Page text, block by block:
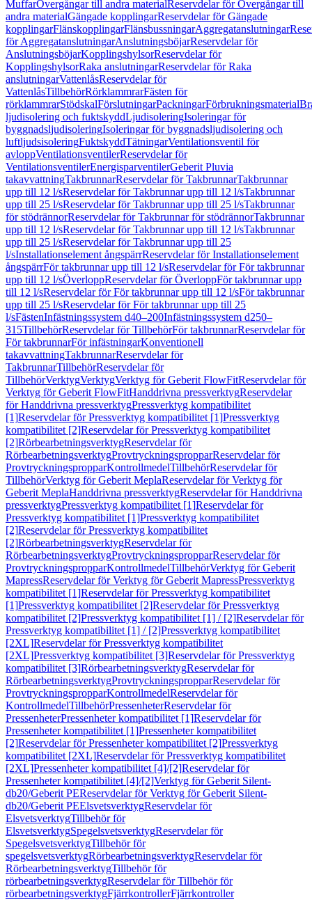
MuffarÖvergångar till andra materialReservdelar för Övergångar till
andra materialGängade kopplingarReservdelar för Gängade
kopplingarFlänskopplingarFlänsbussningarAggregatanslutningar
för AggregatanslutningarAnslutningsböjarReservdelar för
AnslutningsböjarKopplingshylsorReservdelar för
KopplingshylsorRaka anslutningarReservdelar för Raka
anslutningarVattenlåsReservdelar för
VattenlåsTillbehörRörklammrarFästen för
rörklammrarStödskalFörslutningarPackningarFörbrukningsmaterial
ljudisolering och fuktskyddLjudisoleringIsoleringar för
byggnadsljudisoleringIsoleringar för byggnadsljudisolering och
luftljudsisoleringFuktskyddTätningarVentilationsventil för
avloppVentilationsventilerReservdelar för
VentilationsventilerEnergisparventilerGeberit Pluvia
takavvattningTakbrunnarReservdelar för TakbrunnarTakbrunnar
upp till 12 l/sReservdelar för Takbrunnar upp till 12 l/sTakbrunnar
upp till 25 l/sReservdelar för Takbrunnar upp till 25 l/sTakbrunnar
för stödrännorReservdelar för Takbrunnar för stödrännorTakbrunnar
upp till 12 l/sReservdelar för Takbrunnar upp till 12 l/sTakbrunnar
upp till 25 l/sReservdelar för Takbrunnar upp till 25
l/sInstallationselement ångspärrReservdelar för Installationselement
ångspärrFör takbrunnar upp till 12 l/sReservdelar för För takbrunnar
upp till 12 l/sÖverloppReservdelar för ÖverloppFör takbrunnar upp
till 12 l/sReservdelar för För takbrunnar upp till 12 l/sFör takbrunnar
upp till 25 l/sReservdelar för För takbrunnar upp till 25
l/sFästenInfästningssystem d40–200Infästningssystem d250–
315TillbehörReservdelar för TillbehörFör takbrunnarReservdelar för
För takbrunnarFör infästningarKonventionell
takavvattningTakbrunnarReservdelar för
TakbrunnarTillbehörReservdelar för
TillbehörVerktygVerktygVerktyg för Geberit FlowFitReservdelar för
Verktyg för Geberit FlowFitHanddrivna pressverktygReservdelar
för Handdrivna pressverktygPressverktyg kompatibilitet
[1]Reservdelar för Pressverktyg kompatibilitet [1]Pressverktyg
kompatibilitet [2]Reservdelar för Pressverktyg kompatibilitet
[2]RörbearbetningsverktygReservdelar för
RörbearbetningsverktygProvtryckningspropparReservdelar för
ProvtryckningspropparKontrollmedelTillbehörReservdelar för
TillbehörVerktyg för Geberit MeplaReservdelar för Verktyg för
Geberit MeplaHanddrivna pressverktygReservdelar för Handdrivna
pressverktygPressverktyg kompatibilitet [1]Reservdelar för
Pressverktyg kompatibilitet [1]Pressverktyg kompatibilitet
[2]Reservdelar för Pressverktyg kompatibilitet
[2]RörbearbetningsverktygReservdelar för
RörbearbetningsverktygProvtryckningspropparReservdelar för
ProvtryckningspropparKontrollmedelTillbehörVerktyg för Geberit
MapressReservdelar för Verktyg för Geberit MapressPressverktyg
kompatibilitet [1]Reservdelar för Pressverktyg kompatibilitet
[1]Pressverktyg kompatibilitet [2]Reservdelar för Pressverktyg
kompatibilitet [2]Pressverktyg kompatibilitet [1] / [2]Reservdelar för
Pressverktyg kompatibilitet [1] / [2]Pressverktyg kompatibilitet
[2XL]Reservdelar för Pressverktyg kompatibilitet
[2XL]Pressverktyg kompatibilitet [3]Reservdelar för Pressverktyg
kompatibilitet [3]RörbearbetningsverktygReservdelar för
RörbearbetningsverktygProvtryckningspropparReservdelar för
ProvtryckningspropparKontrollmedelReservdelar för
KontrollmedelTillbehörPressenheterReservdelar för
PressenheterPressenheter kompatibilitet [1]Reservdelar för
Pressenheter kompatibilitet [1]Pressenheter kompatibilitet
[2]Reservdelar för Pressenheter kompatibilitet [2]Pressverktyg
kompatibilitet [2XL]Reservdelar för Pressverktyg kompatibilitet
[2XL]Pressenheter kompatibilitet [4]/[2]Reservdelar för
Pressenheter kompatibilitet [4]/[2]Verktyg för Geberit Silent-
db20/Geberit PEReservdelar för Verktyg för Geberit Silent-
db20/Geberit PEElsvetsverktygReservdelar för
ElsvetsverktygTillbehör för
ElsvetsverktygSpegelsvetsverktygReservdelar för
SpegelsvetsverktygTillbehör för
spegelsvetsverktygRörbearbetningsverktygReservdelar för
RörbearbetningsverktygTillbehör för
rörbearbetningsverktygReservdelar för Tillbehör för
rörbearbetningsverktygFjärrkontrollerFjärrkontroller